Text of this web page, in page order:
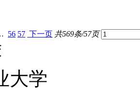
56 57 下一页 共569条/57页